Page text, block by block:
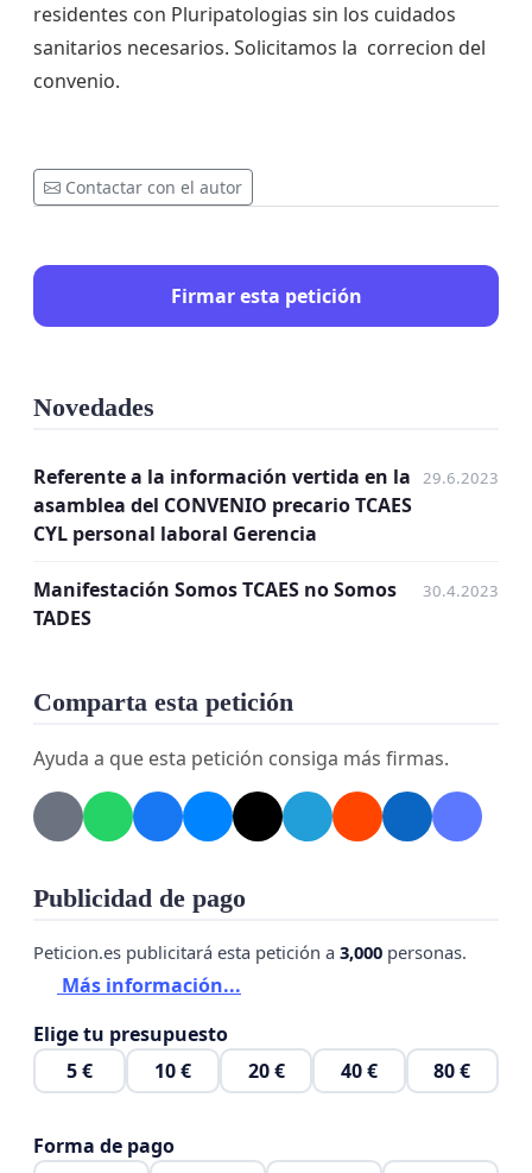
residentes con Pluripatologias sin los cuidados
sanitarios necesarios. Solicitamos la correcion del
convenio.
Contactar con el autor
Firmar esta petición
Novedades
Referente a la información vertida en la
asamblea del CONVENIO precario TCAES
CYL personal laboral Gerencia
29.6.2023
Manifestación Somos TCAES no Somos
TADES
30.4.2023
Comparta esta petición
Ayuda a que esta petición consiga más firmas.
Publicidad de pago
Peticion.es publicitará esta petición a 3,000 personas.
Más información...
Elige tu presupuesto
5 €
10 € 20 € 40 € 80 €
Forma de pago